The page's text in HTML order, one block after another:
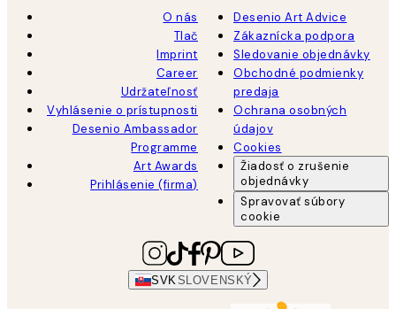
O nás
Tlač
Imprint
Career
Udržateľnosť
Vyhlásenie o prístupnosti
Desenio Ambassador
Programme
Art Awards
Prihlásenie (firma)
Desenio Art Advice
Zákaznícka podpora
Sledovanie objednávky
Obchodné podmienky
predaja
Ochrana osobných
údajov
Cookies
Žiadosť o zrušenie
objednávky
Spravovať súbory
cookie
SVK SLOVENSKÝ